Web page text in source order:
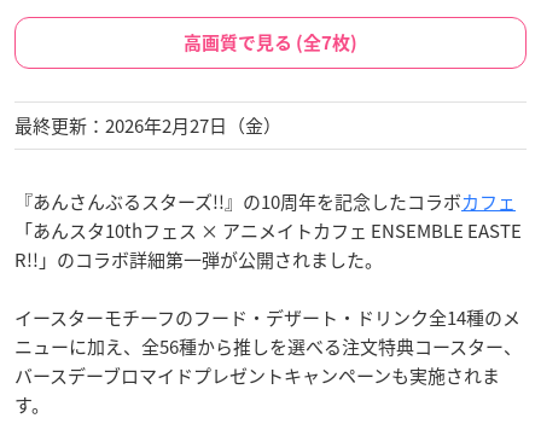
高画質で見る (全7枚)
最終更新：2026年2月27日（金）
『あんさんぶるスターズ!!』の10周年を記念したコラボカフェ
「あんスタ10thフェス × アニメイトカフェ ENSEMBLE EASTE
R!!」のコラボ詳細第一弾が公開されました。
イースターモチーフのフード・デザート・ドリンク全14種のメ
ニューに加え、全56種から推しを選べる注文特典コースター、
バースデーブロマイドプレゼントキャンペーンも実施されま
す。